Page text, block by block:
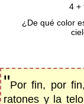
4 +
¿De qué color
"Por fin, por
ratones y la